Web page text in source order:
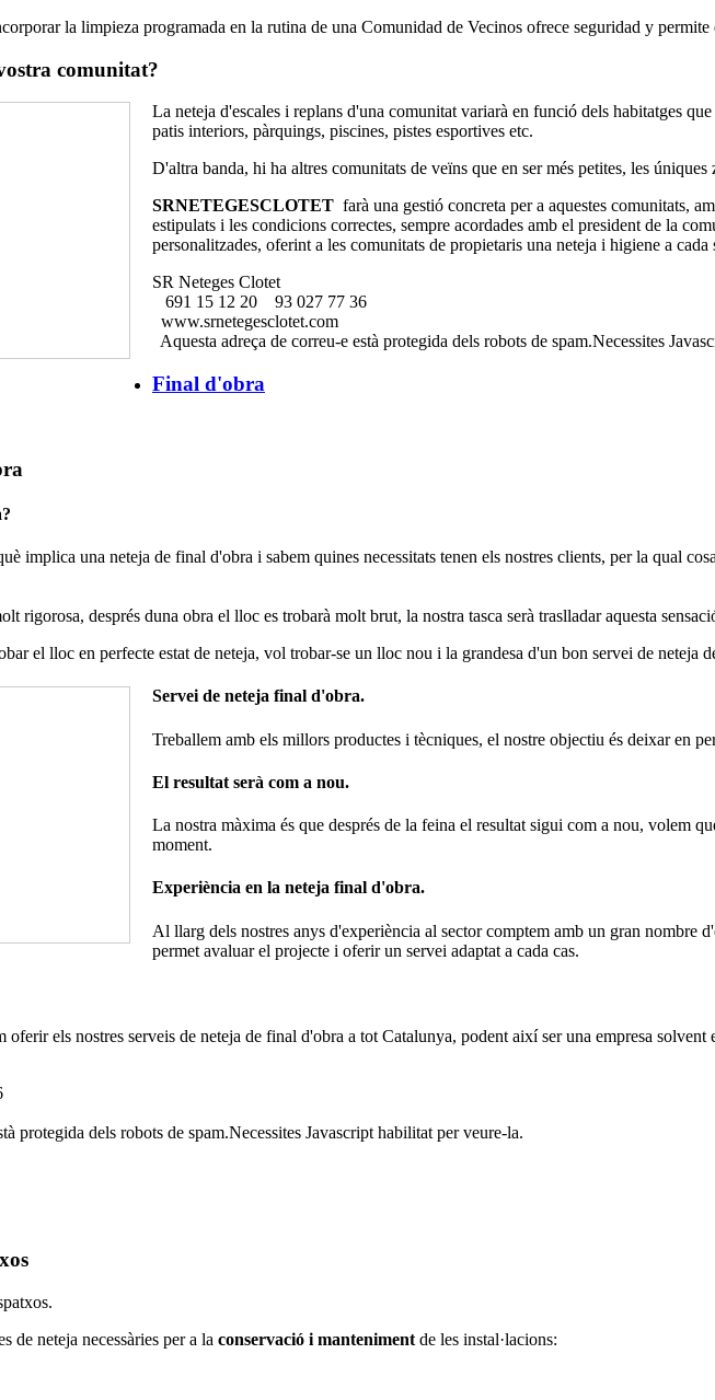
la limpieza programada en la rutina de una Comunidad de Vecinos ofrece seguridad y
comunitat?
La neteja d'escales i replans d'una comunitat variarà en funció dels habitatges
patis interiors, pàrquings, piscines, pistes esportives etc.
D'altra banda, hi ha altres comunitats de veïns que en ser més petites, les
SRNETEGESCLOTET farà una gestió concreta per a aquestes comunitats,
estipulats i les condicions correctes, sempre acordades amb el president de la
personalitzades, oferint a les comunitats de propietaris una neteja i higiene a cada
SR Neteges Clotet
691 15 12 20
93 027 77 36
www.srnetegesclotet.com
Aquesta adreça de correu-e està protegida dels robots de spam.Necessites
Final d'obra
implica una neteja de final d'obra i sabem quines necessitats tenen els nostres clients, per la qual
rigorosa, després duna obra el lloc es trobarà molt brut, la nostra tasca serà traslladar aquesta
el lloc en perfecte estat de neteja, vol trobar-se un lloc nou i la grandesa d'un bon servei de neteja
Servei de neteja final d'obra.
Treballem amb els millors productes i tècniques, el nostre objectiu és deixar en
El resultat serà com a nou.
La nostra màxima és que després de la feina el resultat sigui com a nou, volem
moment.
Experiència en la neteja final d'obra.
Al llarg dels nostres anys d'experiència al sector comptem amb un gran nombre
permet avaluar el projecte i oferir un servei adaptat a cada cas.
oferir els nostres serveis de neteja de final d'obra a tot Catalunya, podent així ser una empresa
protegida dels robots de spam.Necessites Javascript habilitat per veure-la.
de neteja necessàries per a la conservació i manteniment de les instal·lacions: